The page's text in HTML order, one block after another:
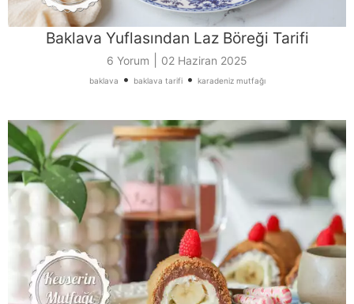
Baklava Yuflasından Laz Böreği Tarifi
6 Yorum 02 Haziran 2025
baklava • baklava tarifi• karadeniz mutfağı